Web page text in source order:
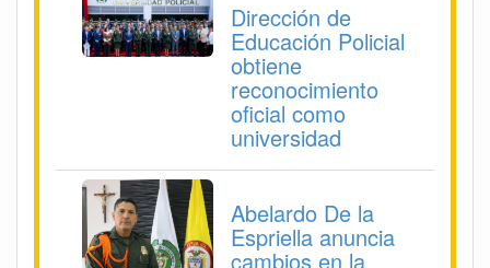
Dirección de
Educación Policial
obtiene
reconocimiento
oficial como
universidad
Abelardo De la
Espriella anuncia
cambios en la